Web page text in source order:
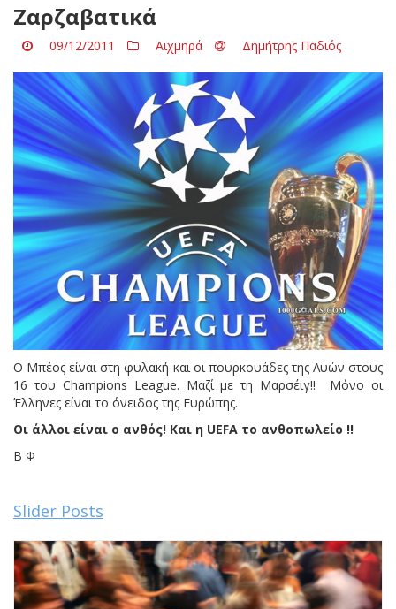
Ζαρζαβατικά
09/12/2011 Αιχμηρά Δημήτρης Παδιός
Ο Μπέος είναι στη φυλακή και οι πουρκουάδες της Λυών στους
16 του Champions League. Μαζί με τη Μαρσέιγ!! Μόνο οι
Έλληνες είναι το όνειδος της Ευρώπης.
Οι άλλοι είναι ο ανθός! Και η UEFA το ανθοπωλείο !!
Β Φ
Slider Posts